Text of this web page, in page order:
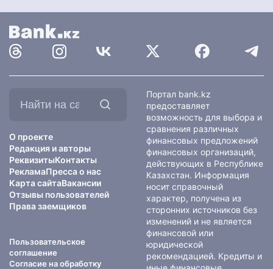
О проекте
Редакция и авторы
РеквизитыКонтакты
РекламаПресса о нас
Карта сайтаВакансии
Отзывы пользователей
Права заемщиков
Пользовательское
соглашение
Согласие на обработку
Портал bank.kz
предоставляет
возможность для выбора и
сравнения различных
финансовых предложений
финансовых организаций,
действующих в Республике
Казахстан. Информация
носит справочный
характер, получена из
сторонних источников без
изменений и не является
финансовой или
юридической
рекомендацией. Кредиты и